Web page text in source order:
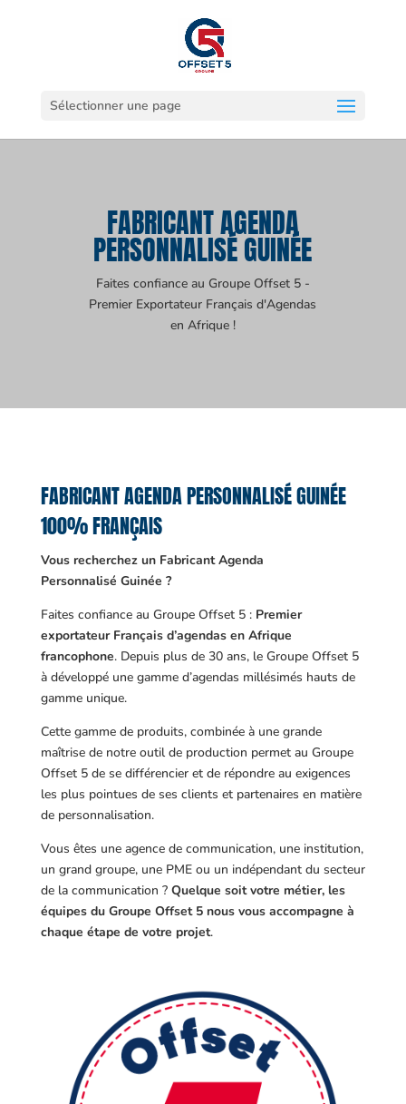
Sélectionner une page
FABRICANT AGENDA
PERSONNALISÉ GUINÉE
Faites confiance au Groupe Offset 5 -
Premier Exportateur Français d'Agendas
en Afrique !
FABRICANT AGENDA PERSONNALISÉ GUINÉE
100% FRANÇAIS
Vous recherchez un Fabricant Agenda
Personnalisé Guinée ?
Faites confiance au Groupe Offset 5 : Premier
exportateur Français d’agendas en Afrique
francophone. Depuis plus de 30 ans, le Groupe Offset 5
à développé une gamme d’agendas millésimés hauts de
gamme unique.
Cette gamme de produits, combinée à une grande
maîtrise de notre outil de production permet au Groupe
Offset 5 de se différencier et de répondre au exigences
les plus pointues de ses clients et partenaires en matière
de personnalisation.
Vous êtes une agence de communication, une institution,
un grand groupe, une PME ou un indépendant du secteur
de la communication ? Quelque soit votre métier, les
équipes du Groupe Offset 5 nous vous accompagne à
chaque étape de votre projet.